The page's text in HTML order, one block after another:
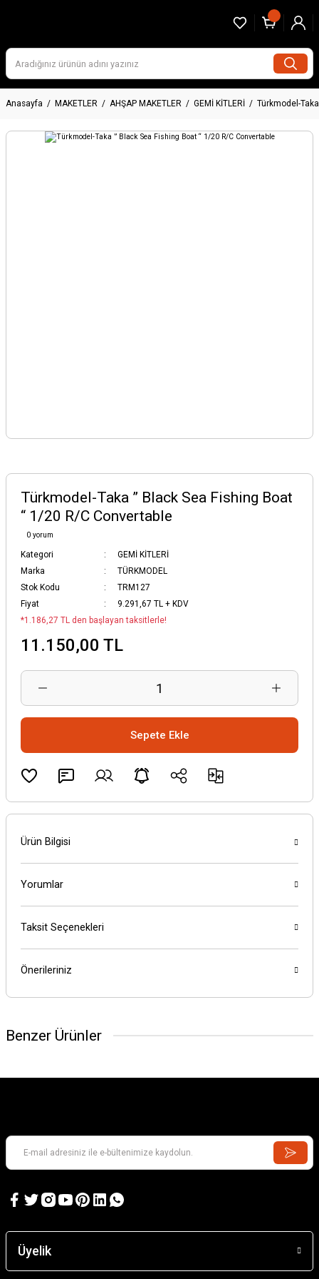
Anasayfa MAKETLER AHŞAP MAKETLER GEMİ KİTLERİ Türkmodel-
Türkmodel-Taka ” Black Sea Fishing Boat
“ 1/20 R/C Convertable
0 yorum
Kategori
GEMİ KİTLERİ
Marka
TÜRKMODEL
Stok Kodu
TRM127
Fiyat
9.291,67 TL + KDV
*1.186,27 TL den başlayan taksitlerle!
11.150,00 TL
Sepete Ekle
Ürün Bilgisi
Yorumlar
Taksit Seçenekleri
Önerileriniz
Benzer Ürünler
Üyelik